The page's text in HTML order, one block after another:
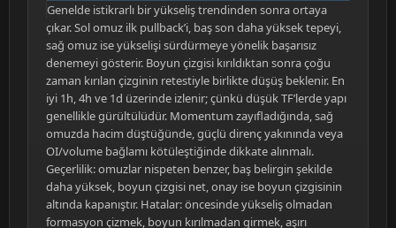
Genelde istikrarlı bir yükseliş trendinden sonra ortaya
çıkar. Sol omuz ilk pullback’i, baş son daha yüksek tepeyi,
sağ omuz ise yükselişi sürdürmeye yönelik başarısız
denemeyi gösterir. Boyun çizgisi kırıldıktan sonra çoğu
zaman kırılan çizginin retestiyle birlikte düşüş beklenir. En
iyi 1h, 4h ve 1d üzerinde izlenir; çünkü düşük TF’lerde yapı
genellikle gürültülüdür. Momentum zayıfladığında, sağ
omuzda hacim düştüğünde, güçlü direnç yakınında veya
OI/volume bağlamı kötüleştiğinde dikkate alınmalı.
Geçerlilik: omuzlar nispeten benzer, baş belirgin şekilde
daha yüksek, boyun çizgisi net, onay ise boyun çizgisinin
altında kapanıştır. Hatalar: öncesinde yükseliş olmadan
formasyon çizmek, boyun kırılmadan girmek, aşırı